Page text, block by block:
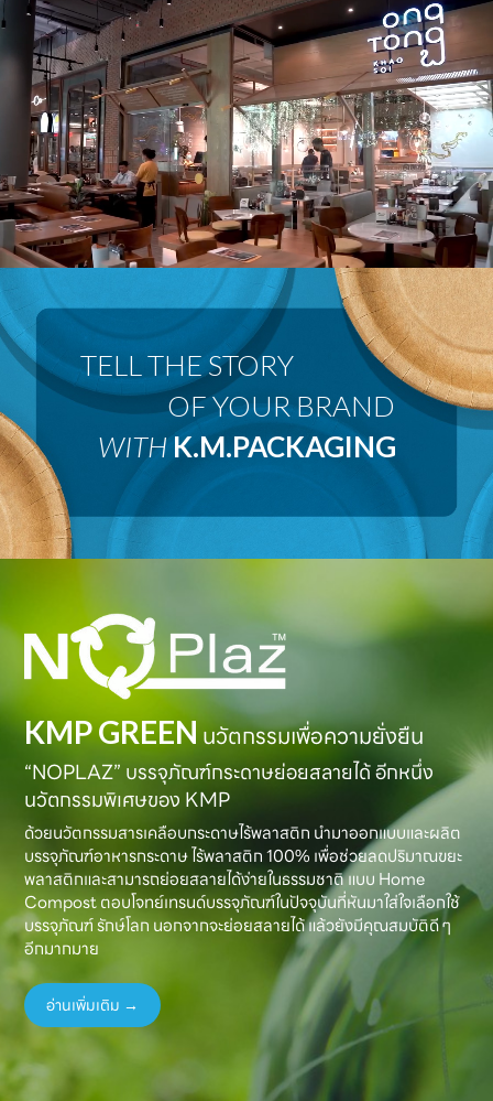
OF YOUR BRAND
WITHK.M.PACKAGING
KMP GREEN นวัตกรรมเพื่อความยั่งยืน
“NOPLAZ” บรรจุภัณฑ์กระดาษย่อยสลายได้ อีกหนึ่ง
นวัตกรรมพิเศษของ KMP
ด้วยนวัตกรรมสารเคลือบกระดาษไร้พลาสติก นำมาออกแบบและผลิต
บรรจุภัณฑ์อาหารกระดาษ ไร้พลาสติก 100% เพื่อช่วยลดปริมาณขยะ
พลาสติกและสามารถย่อยสลายได้ง่ายในธรรมชาติ แบบ Home
Compost ตอบโจทย์เทรนด์บรรจุภัณฑ์ในปัจจุบันที่หันมาใส่ใจเลือกใช้
บรรจุภัณฑ์ รักษ์โลก นอกจากจะย่อยสลายได้ แล้วยังมีคุณสมบัติดี ๆ
อีกมากมาย
อ่านเพิ่มเติม →